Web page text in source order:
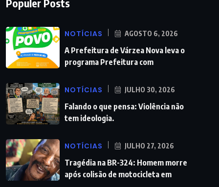
NOTÍCIAS AGOSTO 6, 2026
A Prefeitura de Várzea Nova leva o
programa Prefeitura com
NOTÍCIAS JULHO 30, 2026
Falando o que pensa: Violência não
tem ideologia.
NOTÍCIAS JULHO 27, 2026
Tragédia na BR-324: Homem morre
após colisão de motocicleta em